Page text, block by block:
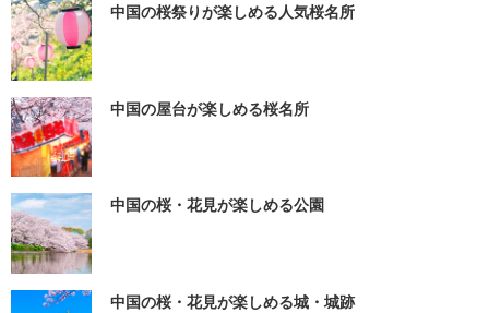
中国の桜祭りが楽しめる人気桜名所
中国の屋台が楽しめる桜名所
中国の桜・花見が楽しめる公園
中国の桜・花見が楽しめる城・城跡